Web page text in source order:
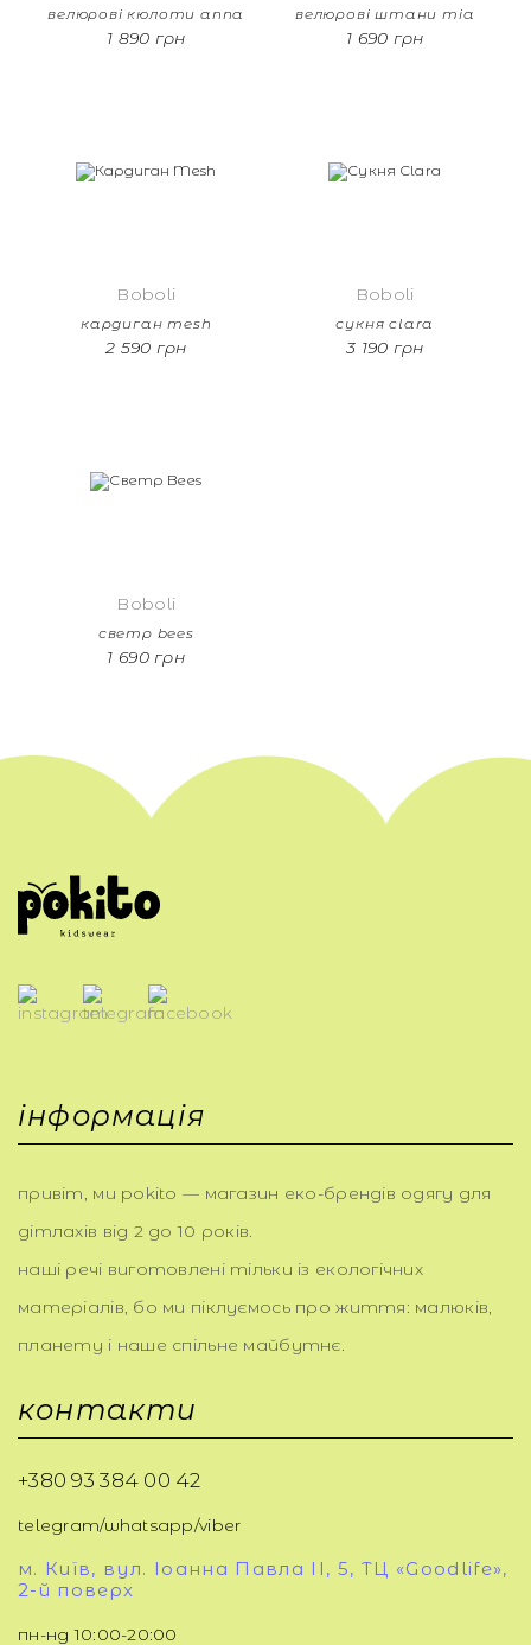
велюрові кюлоти anna
1 890 грн
велюрові штани mia
1 690 грн
Boboli
кардиган mesh
2 590 грн
Boboli
сукня clara
3 190 грн
Boboli
светр bees
1 690 грн
інформація
привіт, ми pokito — магазин еко-брендів одягу для
дітлахів від 2 до 10 років.
наші речі виготовлені тільки із екологічних
матеріалів, бо ми піклуємось про життя: малюків,
планету і наше спільне майбутнє.
контакти
+380 93 384 00 42
telegram/whatsapp/viber
м. Київ, вул. Іоанна Павла ІІ, 5, ТЦ «Goodlife»,
2-й поверх
пн-нд 10:00-20:00